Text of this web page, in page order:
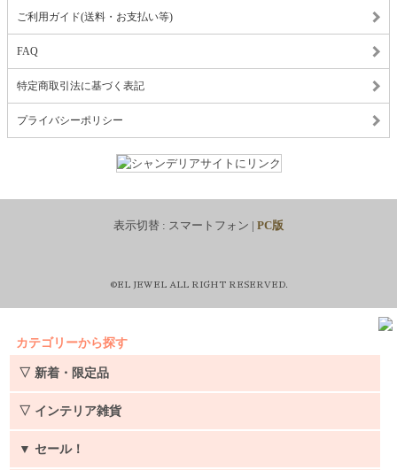
ご利用ガイド(送料・お支払い等)
FAQ
特定商取引法に基づく表記
プライバシーポリシー
表示切替 : スマートフォン | PC版
©EL JEWEL ALL RIGHT RESERVED.
カテゴリーから探す
▽ 新着・限定品
▽ インテリア雑貨
▼ セール！